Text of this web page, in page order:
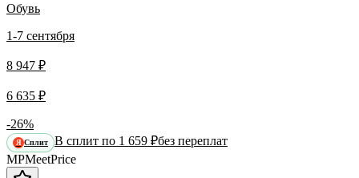
Обувь
1-7 сентября
8 947 ₽
6 635 ₽
-26%
Я Сплит В сплит по 1 659 ₽без переплат
MPMeetPrice